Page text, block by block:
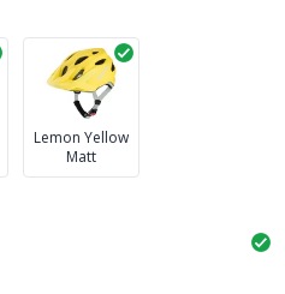
Lemon Yellow
Matt